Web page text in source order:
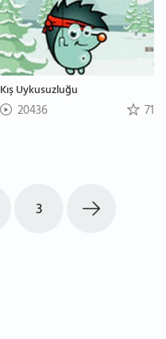
Kış Uykusuzluğu
20436 71
3